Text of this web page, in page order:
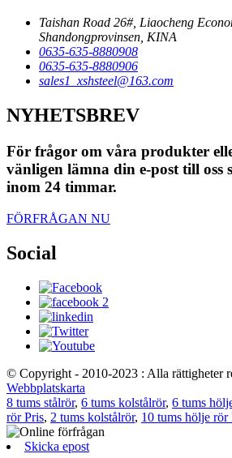
Taishan Road 26#, Liaocheng
Shandongprovinsen, KINA
0635-635-8880908
0635-635-8880906
sales1_xshsteel@163.com
NYHETSBREV
För frågor om våra produkter
vänligen lämna din e-post till oss
inom 24 timmar.
FÖRFRÅGAN NU
Social
© Copyright - 2010-2023 : Alla rättigheter
Webbplatskarta
8 tums stålrör, 6 tums kolstålrör, 6 tums
rör Pris, 2 tums kolstålrör, 10 tums hölje rör
Skicka epost